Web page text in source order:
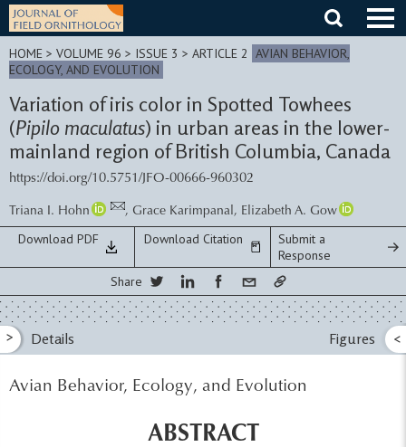
Skip
HOME > VOLUME 96 > ISSUE 3 > ARTICLE 2 AVIAN BEHAVIOR,
ECOLOGY, AND EVOLUTION
Variation of iris color in Spotted Towhees
(Pipilo maculatus) in urban areas in the lower-
mainland region of British Columbia, Canada
https://doi.org/10.5751/JFO-00666-960302
Download PDF Download Citation
Submit a
Response
Share
Triana I. Hohn , Grace Karimpanal, Elizabeth A. Gow
> Details
Avian Behavior, Ecology, and Evolution
ABSTRACT
Figures <